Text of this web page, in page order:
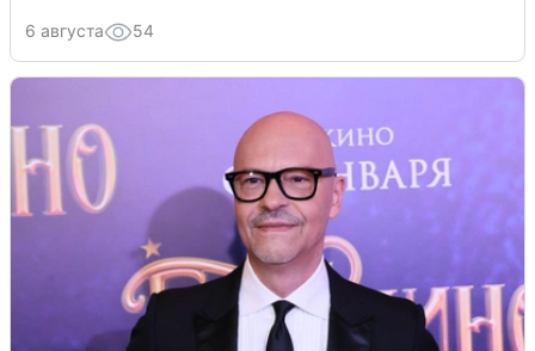
6 августа 54